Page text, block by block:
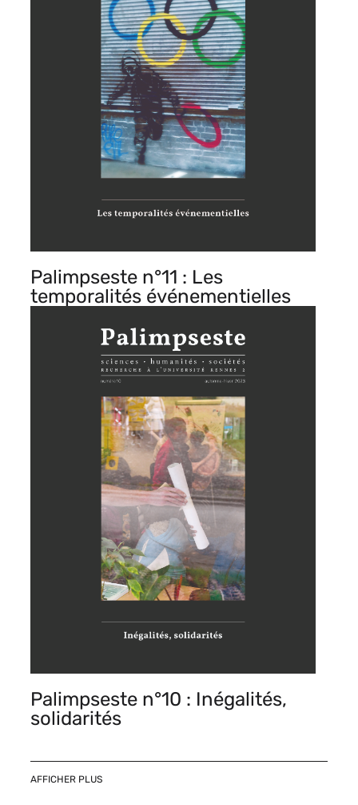
Palimpseste n°11 : Les
temporalités événementielles
Palimpseste n°10 : Inégalités,
solidarités
AFFICHER PLUS